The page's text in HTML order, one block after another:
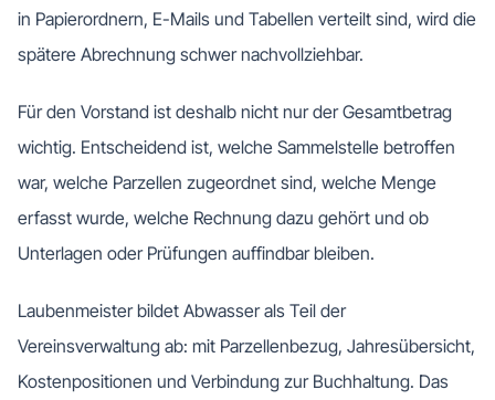
in Papierordnern, E-Mails und Tabellen verteilt sind, wird die
spätere Abrechnung schwer nachvollziehbar.
Für den Vorstand ist deshalb nicht nur der Gesamtbetrag
wichtig. Entscheidend ist, welche Sammelstelle betroffen
war, welche Parzellen zugeordnet sind, welche Menge
erfasst wurde, welche Rechnung dazu gehört und ob
Unterlagen oder Prüfungen auffindbar bleiben.
Laubenmeister bildet Abwasser als Teil der
Vereinsverwaltung ab: mit Parzellenbezug, Jahresübersicht,
Kostenpositionen und Verbindung zur Buchhaltung. Das